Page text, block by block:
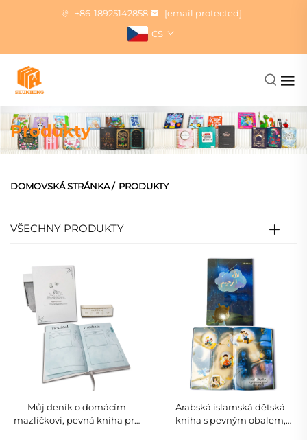
+86-18925142858
[email protected]
CS
Produkty
DOMOVSKÁ STRÁNKA/ PRODUKTY
VŠECHNY PRODUKTY
Můj deník o domácím
mazlíčkovi, pevná kniha pro
Arabská islamská dětská
kniha s pevným obalem,